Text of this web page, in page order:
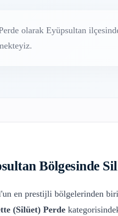
olarak Eyüpsultan
Bölgesinde
en prestijli bölgelerinden
(Silüet) Perde